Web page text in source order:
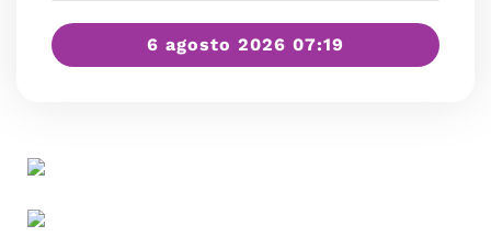
6 agosto 2026 07:19